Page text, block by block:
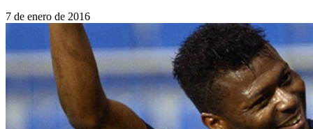
7 de enero de 2016